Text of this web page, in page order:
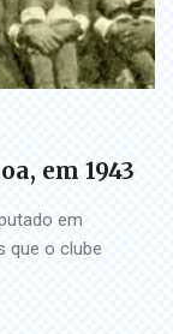
em 1943
em
que o clube